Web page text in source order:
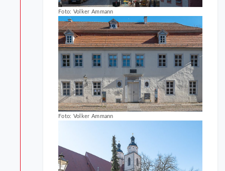
Foto: Volker Ammann
Foto: Volker Ammann